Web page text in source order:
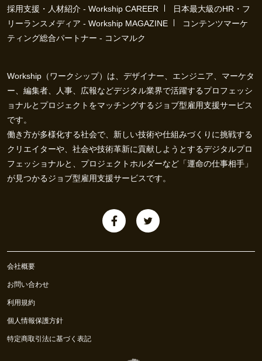
採用支援・人材紹介 - Workship CAREER
日本最大級のHR・フ
リーランスメディア - Workship MAGAZINE
コンテンツマーケ
ティング総合パートナー - コンマルク
Workship（ワークシップ）は、デザイナー、エンジニア、マーケタ
ー、編集者、人事、広報などデジタル業界で活躍するプロフェッシ
ョナルとプロジェクトをマッチングするジョブ型雇用支援サービス
です。
働き方が多様化する社会で、新しい技術や仕組みづくりに挑戦する
クリエイターや、社会や技術革新に貢献しようとするデジタルプロ
フェッショナルと、プロジェクトホルダーなど「運命の仕事相手」
が見つかるジョブ型雇用支援サービスです。
会社概要
お問い合わせ
利用規約
個人情報保護方針
特定商取引法に基づく表記